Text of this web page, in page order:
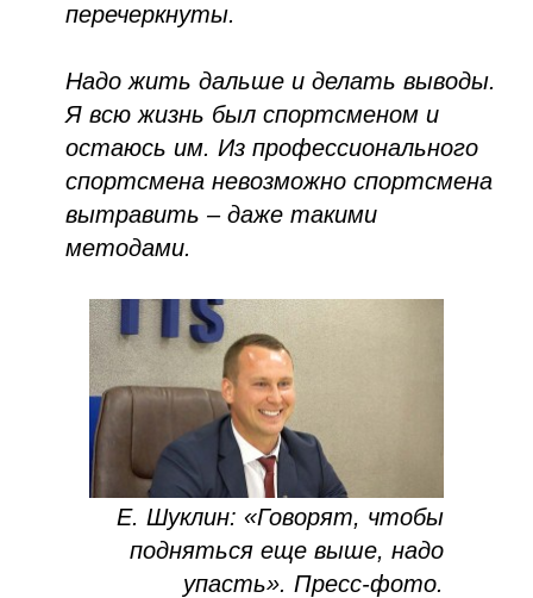
перечеркнуты.
Надо жить дальше и делать выводы.
Я всю жизнь был спортсменом и
остаюсь им. Из профессионального
спортсмена невозможно спортсмена
вытравить – даже такими
методами.
Е. Шуклин: «Говорят, чтобы
подняться еще выше, надо
упасть». Пресс-фото.